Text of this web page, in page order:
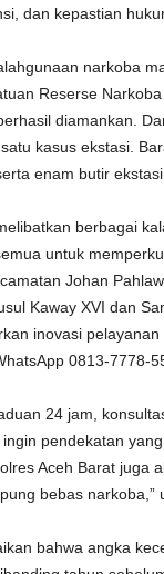
dan kepastian
narkoba
Reserse
diamankan.
kasus ekstasi.
enam butir ekstasi.
berbagai
untuk
Johan
Kaway XVI dan
inovasi
0813-7778-
24 jam,
pendekatan
Aceh Barat juga
bebas narkoba,”
bahwa angka